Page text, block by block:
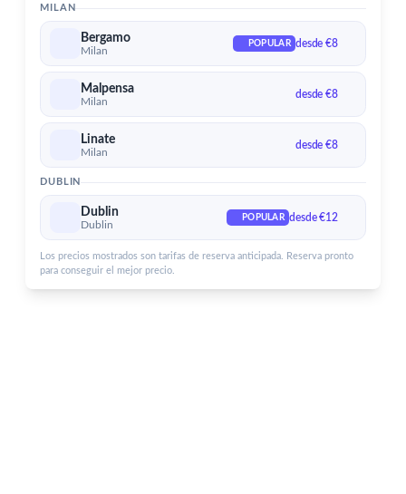
Servicios para el aeropuerto de Dublin
MILAN
Bergamo
Milan
POPULAR desde €8
Malpensa
Milan
desde €8
Linate
Milan
desde €8
DUBLIN
Dublin
Dublin
POPULAR desde €12
Los precios mostrados son tarifas de reserva anticipada. Reserva pronto
para conseguir el mejor precio.